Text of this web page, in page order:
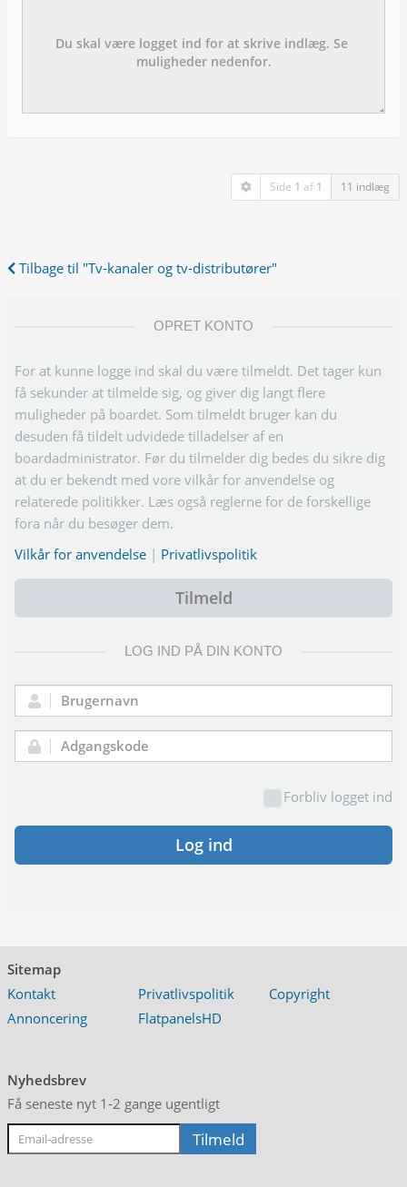
Side 1 af 1 11 indlæg
Tilbage til "Tv-kanaler og tv-distributører"
OPRET KONTO
For at kunne logge ind skal du være tilmeldt. Det tager kun
få sekunder at tilmelde sig, og giver dig langt flere
muligheder på boardet. Som tilmeldt bruger kan du
desuden få tildelt udvidede tilladelser af en
boardadministrator. Før du tilmelder dig bedes du sikre dig
at du er bekendt med vore vilkår for anvendelse og
relaterede politikker. Læs også reglerne for de forskellige
fora når du besøger dem.
Vilkår for anvendelse | Privatlivspolitik
Tilmeld
LOG IND PÅ DIN KONTO
Brugernavn:
Adgangskode:
Forbliv logget ind
Log ind
Sitemap
Kontakt
Privatlivspolitik
Copyright
Annoncering
FlatpanelsHD
Nyhedsbrev
Få seneste nyt 1-2 gange ugentligt